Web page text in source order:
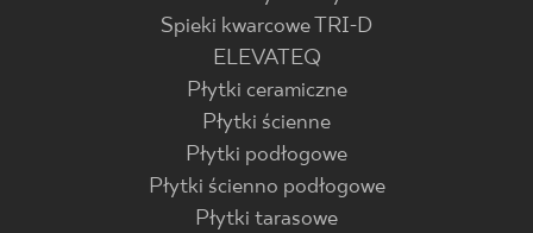
Spieki kwarcowe TRI-D
ELEVATEQ
Płytki ceramiczne
Płytki ścienne
Płytki podłogowe
Płytki ścienno podłogowe
Płytki tarasowe